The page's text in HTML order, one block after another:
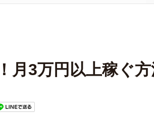
月3万円以上稼ぐ方